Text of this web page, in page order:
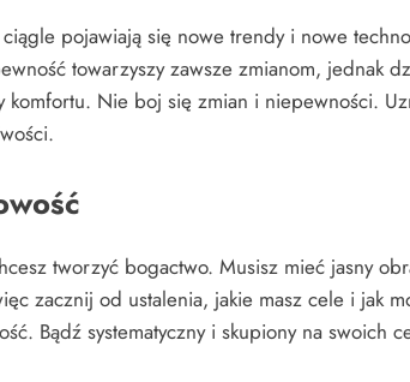
pojawiają się nowe trendy i nowe
towarzyszy zawsze zmianom, jednak
Nie boj się zmian i niepewności.
tworzyć bogactwo. Musisz mieć jasny
zacznij od ustalenia, jakie masz cele i jak
Bądź systematyczny i skupiony na swoich